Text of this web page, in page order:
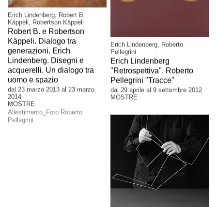
Erich Lindenberg, Robert B.
Käppeli, Robertson Käppeli
Robert B. e Robertson
Käppeli. Dialogo tra
generazioni. Erich
Lindenberg. Disegni e
acquerelli. Un dialogo tra
uomo e spazio
dal 23 marzo 2013 al 23 marzo
2014
MOSTRE
Allestimento_Foto Roberto
Pellegrini
Erich Lindenberg, Roberto
Pellegrini
Erich Lindenberg
"Retrospettiva". Roberto
Pellegrini "Tracce"
dal 29 aprile al 9 settembre 2012
MOSTRE